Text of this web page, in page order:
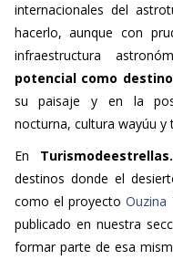
internacionales del
hacerlo, aunque con
infraestructura
potencial como
su paisaje y en la
nocturna, cultura wayúu y
En
destinos donde el
como el proyectoOuzina
publicado en nuestra
formar parte de esa